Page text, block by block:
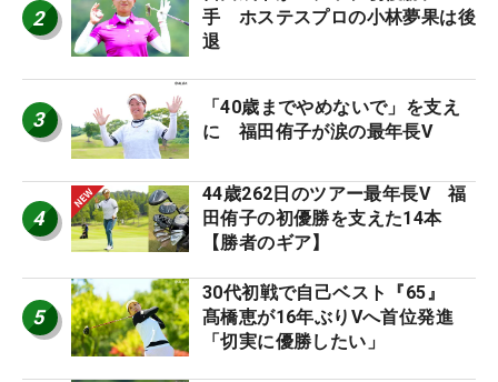
2
手 ホステスプロの小林夢果は後
退
3
「40歳までやめないで」を支え
に 福田侑子が涙の最年長V
4
44歳262日のツアー最年長V 福
田侑子の初優勝を支えた14本
【勝者のギア】
5
30代初戦で自己ベスト『65』
髙橋恵が16年ぶりVへ首位発進
「切実に優勝したい」